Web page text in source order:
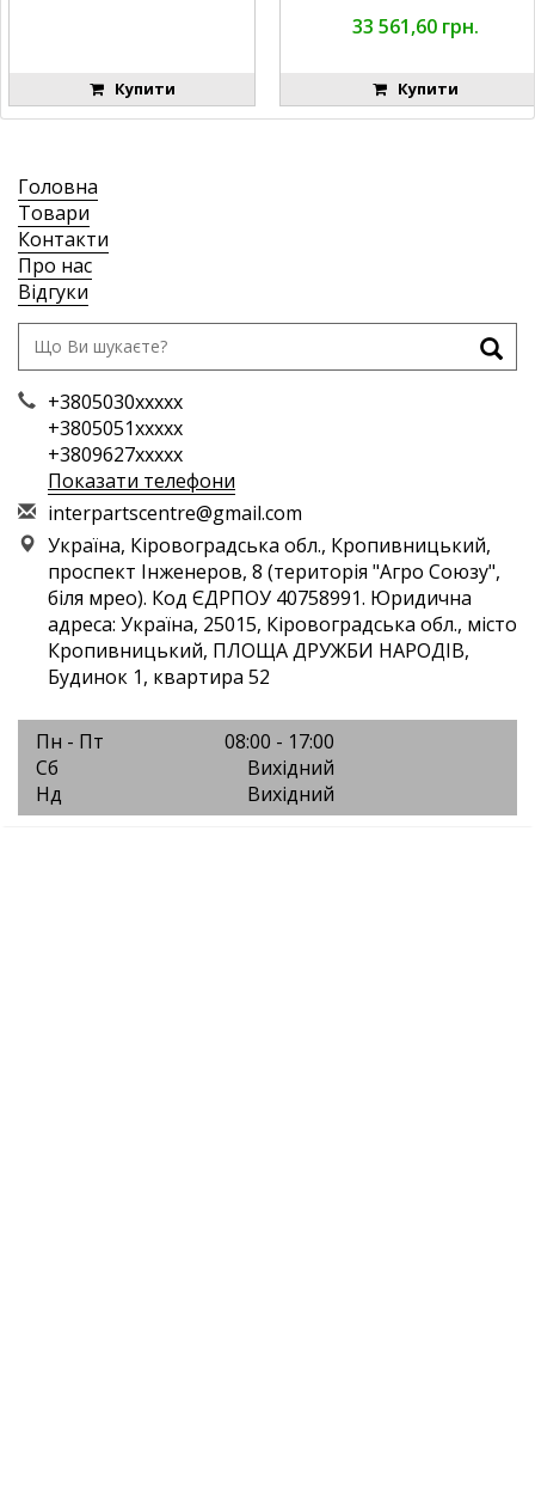
Купити
68, H137235, A72358, AA65564, A
A65566, A49917, A49918,
33 561,60 грн.
Купити
Головна
Товари
Контакти
Про нас
Відгуки
+3805030xxxxx
+3805051xxxxx
+3809627xxxxx
Показати телефони
interpartscentre@gmail.com
Україна, Кіровоградська обл., Кропивницький,
проспект Інженеров, 8 (територія "Агро Союзу",
біля мрео). Код ЄДРПОУ 40758991. Юридична
адреса: Україна, 25015, Кіровоградська обл., місто
Кропивницький, ПЛОЩА ДРУЖБИ НАРОДІВ,
Будинок 1, квартира 52
Пн - Пт
08:00 - 17:00
Сб
Вихідний
Нд
Вихідний